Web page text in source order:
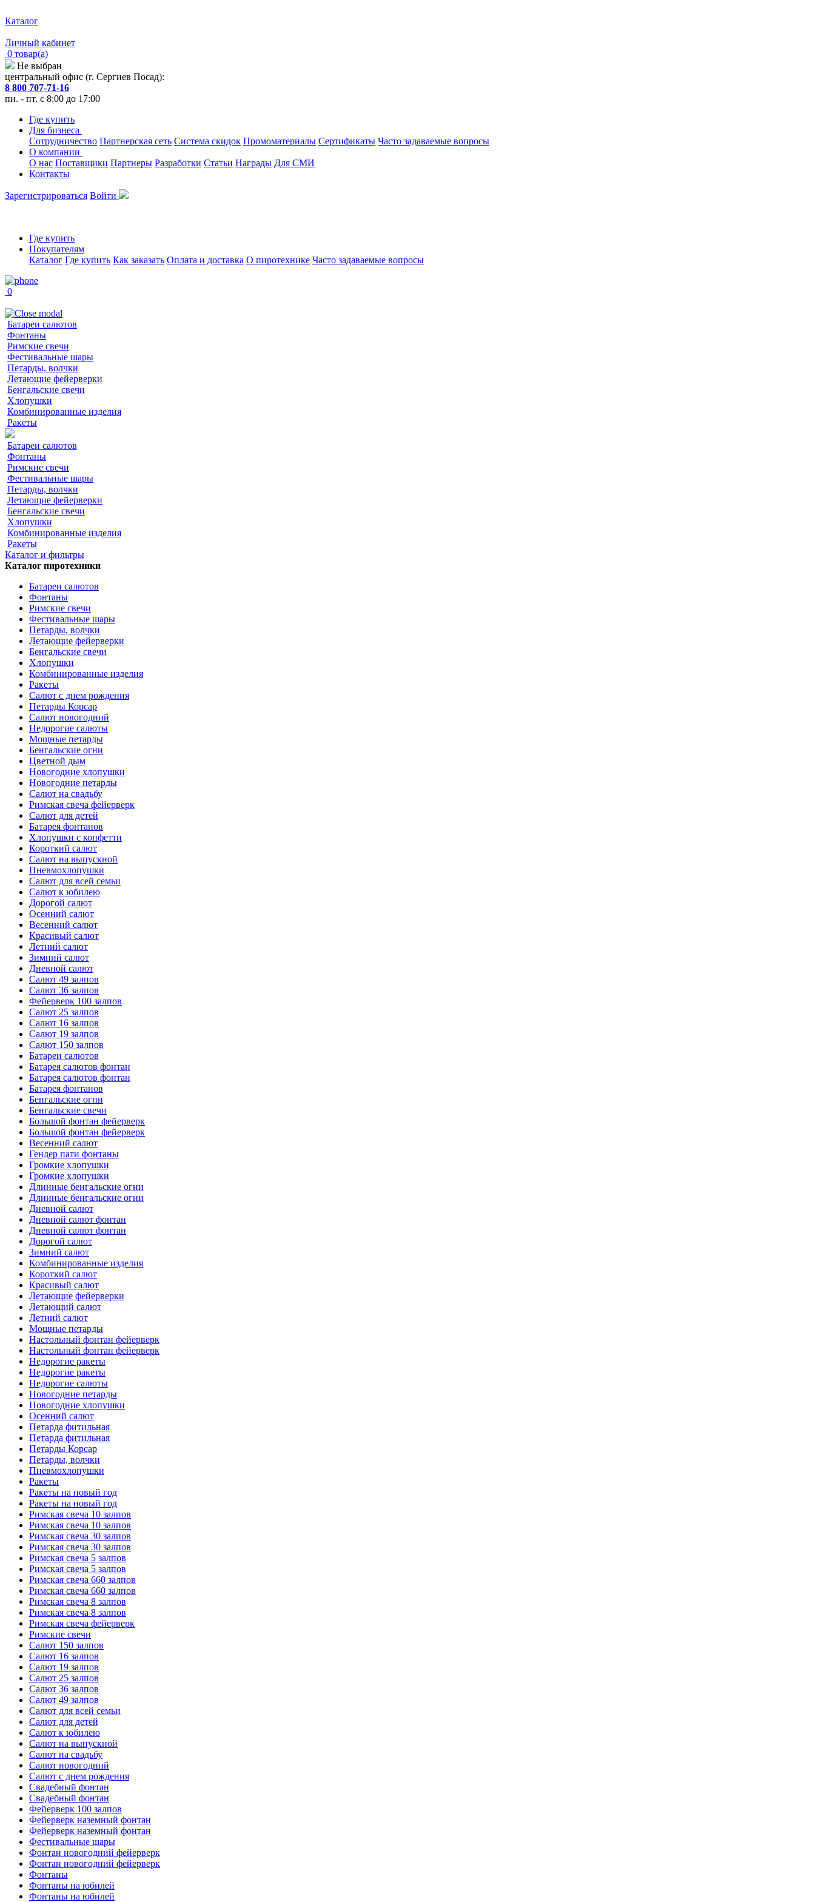
Каталог
Личный кабинет
0 товар(а)
Не выбран
центральный офис (г. Сергиев Посад):
8 800 707-71-16
пн. - пт. с 8:00 до 17:00
Где купить
Для бизнеса
Сотрудничество Партнерская сеть Система скидок Промоматериалы Сертификаты Часто задаваемые вопросы
О компании
О нас Поставщики Партнеры Разработки Статьи Награды Для СМИ
Контакты
Зарегистрироваться Войти
Где купить
Покупателям
Каталог Где купить Как заказать Оплата и доставка О пиротехнике Часто задаваемые вопросы
0
Батареи салютов
Фонтаны
Римские свечи
Фестивальные шары
Петарды, волчки
Летающие фейерверки
Бенгальские свечи
Хлопушки
Комбинированные изделия
Ракеты
Батареи салютов
Фонтаны
Римские свечи
Фестивальные шары
Петарды, волчки
Летающие фейерверки
Бенгальские свечи
Хлопушки
Комбинированные изделия
Ракеты
Каталог и фильтры
Каталог пиротехники
Батареи салютов
Фонтаны
Римские свечи
Фестивальные шары
Петарды, волчки
Летающие фейерверки
Бенгальские свечи
Хлопушки
Комбинированные изделия
Ракеты
Салют с днем рождения
Петарды Корсар
Салют новогодний
Недорогие салюты
Мощные петарды
Бенгальские огни
Цветной дым
Новогодние хлопушки
Новогодние петарды
Салют на свадьбу
Римская свеча фейерверк
Салют для детей
Батарея фонтанов
Хлопушки с конфетти
Короткий салют
Салют на выпускной
Пневмохлопушки
Салют для всей семьи
Салют к юбилею
Дорогой салют
Осенний салют
Весенний салют
Красивый салют
Летний салют
Зимний салют
Дневной салют
Салют 49 залпов
Салют 36 залпов
Фейерверк 100 залпов
Салют 25 залпов
Салют 16 залпов
Салют 19 залпов
Салют 150 залпов
Батареи салютов
Батарея салютов фонтан
Батарея салютов фонтан
Батарея фонтанов
Бенгальские огни
Бенгальские свечи
Большой фонтан фейерверк
Большой фонтан фейерверк
Весенний салют
Гендер пати фонтаны
Громкие хлопушки
Громкие хлопушки
Длинные бенгальские огни
Длинные бенгальские огни
Дневной салют
Дневной салют фонтан
Дневной салют фонтан
Дорогой салют
Зимний салют
Комбинированные изделия
Короткий салют
Красивый салют
Летающие фейерверки
Летающий салют
Летний салют
Мощные петарды
Настольный фонтан фейерверк
Настольный фонтан фейерверк
Недорогие ракеты
Недорогие ракеты
Недорогие салюты
Новогодние петарды
Новогодние хлопушки
Осенний салют
Петарда фитильная
Петарда фитильная
Петарды Корсар
Петарды, волчки
Пневмохлопушки
Ракеты
Ракеты на новый год
Ракеты на новый год
Римская свеча 10 залпов
Римская свеча 10 залпов
Римская свеча 30 залпов
Римская свеча 30 залпов
Римская свеча 5 залпов
Римская свеча 5 залпов
Римская свеча 660 залпов
Римская свеча 660 залпов
Римская свеча 8 залпов
Римская свеча 8 залпов
Римская свеча фейерверк
Римские свечи
Салют 150 залпов
Салют 16 залпов
Салют 19 залпов
Салют 25 залпов
Салют 36 залпов
Салют 49 залпов
Салют для всей семьи
Салют для детей
Салют к юбилею
Салют на выпускной
Салют на свадьбу
Салют новогодний
Салют с днем рождения
Свадебный фонтан
Свадебный фонтан
Фейерверк 100 залпов
Фейерверк наземный фонтан
Фейерверк наземный фонтан
Фестивальные шары
Фонтан новогодний фейерверк
Фонтан новогодний фейерверк
Фонтаны
Фонтаны на юбилей
Фонтаны на юбилей